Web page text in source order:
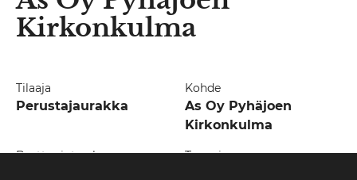
Kirkonkulma
Tilaaja
Perustajaurakka
Kohde
As Oy Pyhäjoen
Kirkonkulma
Bruttopinta-ala Tyyppi